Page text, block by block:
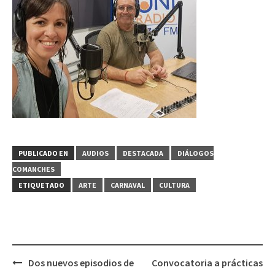
PUBLICADO EN AUDIOS DESTACADA
DIÁLOGOS
COMANCHES
ETIQUETADO
ARTE CARNAVAL CULTURA
Dos nuevos episodios de
Convocatoria a prácticas